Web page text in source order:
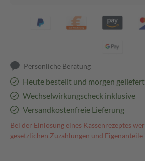
Persönliche Beratung
Heute bestellt und morgen
Wechselwirkungscheck inklusive
Versandkostenfreie Lieferung
Bei der Einlösung eines Kassenrezeptes
gesetzlichen Zuzahlungen und Eigenanteile